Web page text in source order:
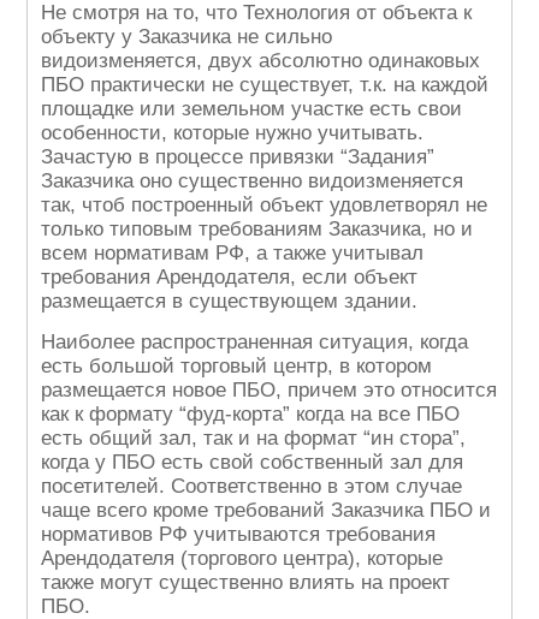
Не смотря на то, что Технология от объекта к
объекту у Заказчика не сильно
видоизменяется, двух абсолютно одинаковых
ПБО практически не существует, т.к. на каждой
площадке или земельном участке есть свои
особенности, которые нужно учитывать.
Зачастую в процессе привязки “Задания”
Заказчика оно существенно видоизменяется
так, чтоб построенный объект удовлетворял не
только типовым требованиям Заказчика, но и
всем нормативам РФ, а также учитывал
требования Арендодателя, если объект
размещается в существующем здании.
Наиболее распространенная ситуация, когда
есть большой торговый центр, в котором
размещается новое ПБО, причем это относится
как к формату “фуд-корта” когда на все ПБО
есть общий зал, так и на формат “ин стора”,
когда у ПБО есть свой собственный зал для
посетителей. Соответственно в этом случае
чаще всего кроме требований Заказчика ПБО и
нормативов РФ учитываются требования
Арендодателя (торгового центра), которые
также могут существенно влиять на проект
ПБО.